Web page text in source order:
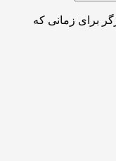
برای زمانی که